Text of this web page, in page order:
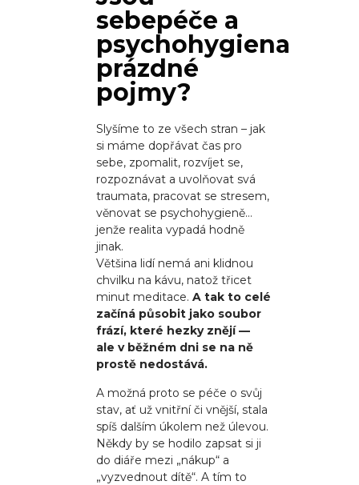
sebepéče a
psychohygiena
prázdné
pojmy?
Slyšíme to ze všech stran – jak
si máme dopřávat čas pro
sebe, zpomalit, rozvíjet se,
rozpoznávat a uvolňovat svá
traumata, pracovat se stresem,
věnovat se psychohygieně…
jenže realita vypadá hodně
jinak.
Většina lidí nemá ani klidnou
chvilku na kávu, natož třicet
minut meditace. A tak to celé
začíná působit jako soubor
frází, které hezky znějí —
ale v běžném dni se na ně
prostě nedostává.
A možná proto se péče o svůj
stav, ať už vnitřní či vnější, stala
spíš dalším úkolem než úlevou.
Někdy by se hodilo zapsat si ji
do diáře mezi „nákup“ a
„vyzvednout dítě“. A tím to